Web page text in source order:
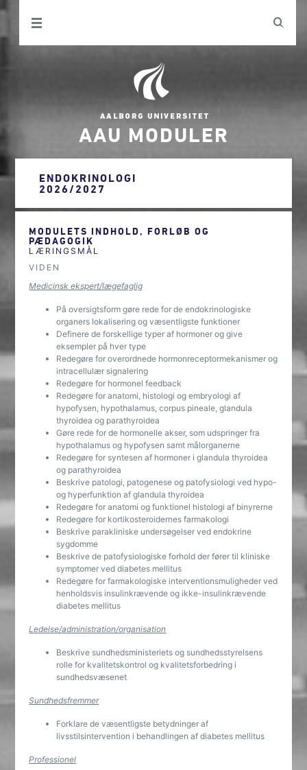
AAU MODULER
ENDOKRINOLOGI
2026/2027
MODULETS INDHOLD, FORLØB OG
PÆDAGOGIK
LÆRINGSMÅL
VIDEN
Medicinsk ekspert/lægefaglig
På oversigtsform gøre rede for de endokrinologiske
organers lokalisering og væsentligste funktioner
Definere de forskellige typer af hormoner og give
eksempler på hver type
Redegøre for overordnede hormonreceptormekanismer og
intracellulær signalering
Redegøre for hormonel feedback
Redegøre for anatomi, histologi og embryologi af
hypofysen, hypothalamus, corpus pineale, glandula
thyroidea og parathyroidea
Gøre rede for de hormonelle akser, som udspringer fra
hypothalamus og hypofysen samt målorganerne
Redegøre for syntesen af hormoner i glandula thyroidea
og parathyroidea
Beskrive patologi, patogenese og patofysiologi ved hypo-
og hyperfunktion af glandula thyroidea
Redegøre for anatomi og funktionel histologi af binyrerne
Redegøre for kortikosteroidernes farmakologi
Beskrive parakliniske undersøgelser ved endokrine
sygdomme
Beskrive de patofysiologiske forhold der fører til kliniske
symptomer ved diabetes mellitus
Redegøre for farmakologiske interventionsmuligheder ved
henholdsvis insulinkrævende og ikke-insulinkrævende
diabetes mellitus
Ledelse/administration/organisation
Beskrive sundhedsministeriets og sundhedsstyrelsens
rolle for kvalitetskontrol og kvalitetsforbedring i
sundhedsvæsenet
Sundhedsfremmer
Forklare de væsentligste betydninger af
livsstilsintervention i behandlingen af diabetes mellitus
Professionel